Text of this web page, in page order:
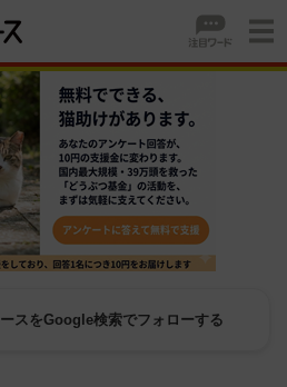
スをGoogle検索でフォローする